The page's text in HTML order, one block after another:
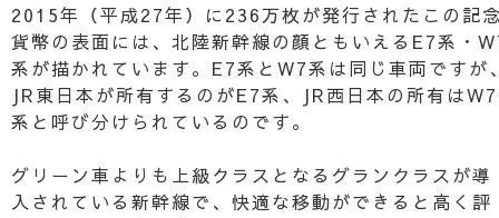
2015年（平成27年）に236万枚が発行されたこの記
貨幣の表面には、北陸新幹線の顔ともいえるE7系・
系が描かれています。E7系とW7系は同じ車両ですが
JR東日本が所有するのがE7系、JR西日本の所有はW7
系と呼び分けられているのです。
グリーン車よりも上級クラスとなるグランクラスが導
入されている新幹線で、快適な移動ができると高く評